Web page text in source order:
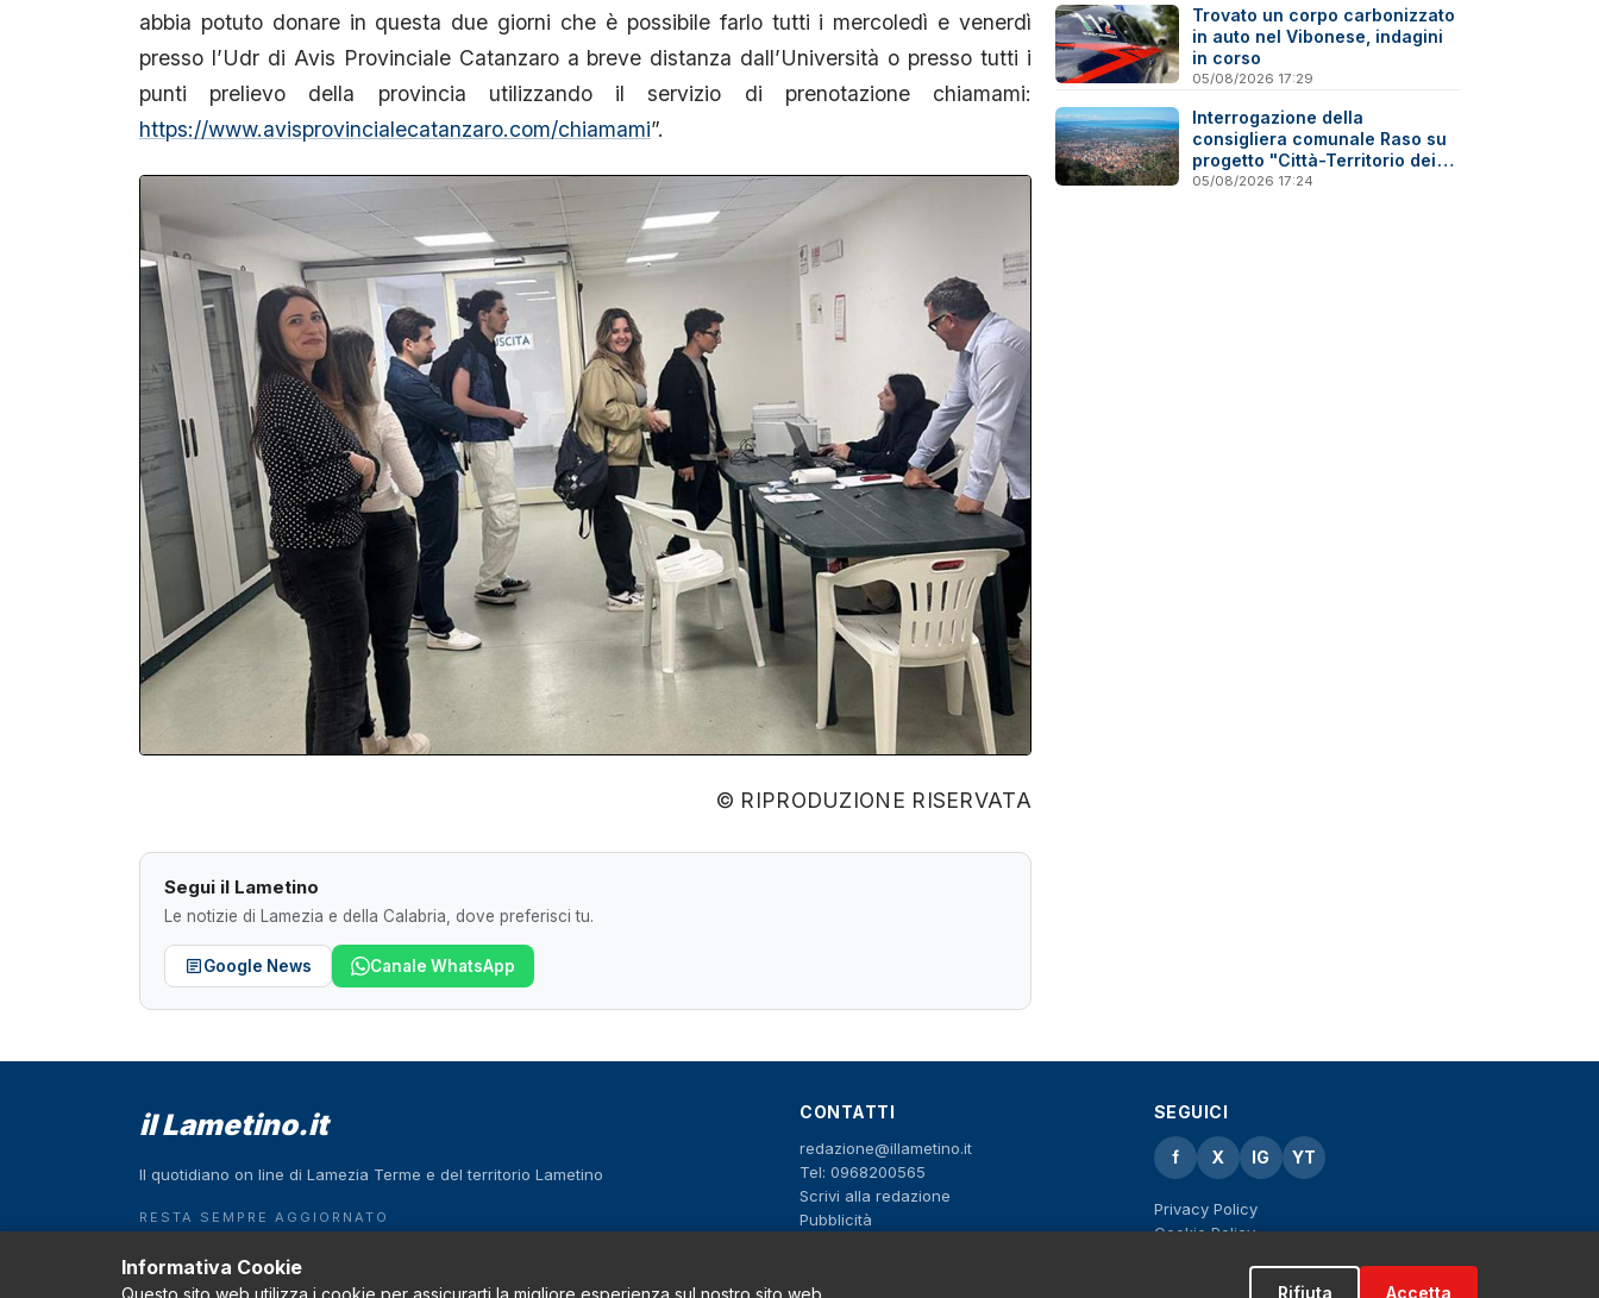
abbia potuto donare in questa due giorni che è possibile farlo tutti i mercoledì e venerdì
presso l’Udr di Avis Provinciale Catanzaro a breve distanza dall’Università o presso tutti i
punti prelievo della provincia utilizzando il servizio di prenotazione chiamami:
https://www.avisprovincialecatanzaro.com/chiamami”.
© RIPRODUZIONE RISERVATA
Segui il Lametino
Le notizie di Lamezia e della Calabria, dove preferisci tu.
Google News Canale WhatsApp
Trovato un corpo carbonizzato
in auto nel Vibonese, indagini
in corso
05/08/2026 17:29
Interrogazione della
consigliera comunale Raso su
progetto "Città-Territorio dei
Due Mari Catanzaro-Lamezia"
05/08/2026 17:24
il Lametino.it
Il quotidiano on line di Lamezia Terme e del territorio Lametino
RESTA SEMPRE AGGIORNATO
Download on the GET IT ON
CONTATTI
redazione@illametino.it
Tel: 0968200565
Scrivi alla redazione
Pubblicità
SEGUICI
f X IG YT
Privacy Policy
Cookie Policy
Informativa Cookie
Questo sito web utilizza i cookie per assicurarti la migliore esperienza sul nostro sito web. Rifiuta Accetta